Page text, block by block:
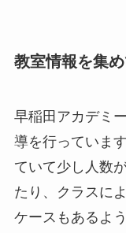
教室情報を集め
早稲田アカデミ
導を行っていま
ていて少し人数
たり、クラスに
ケースもあるよ